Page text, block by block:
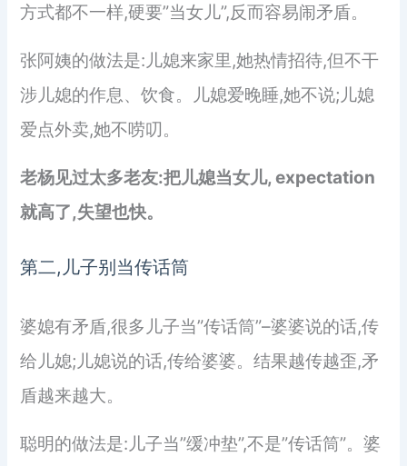
方式都不一样,硬要”当女儿”,反而容易闹矛盾。
张阿姨的做法是:儿媳来家里,她热情招待,但不干
涉儿媳的作息、饮食。儿媳爱晚睡,她不说;儿媳
爱点外卖,她不唠叨。
老杨见过太多老友:把儿媳当女儿, expectation
就高了,失望也快。
第二,儿子别当传话筒
婆媳有矛盾,很多儿子当”传话筒”–婆婆说的话,传
给儿媳;儿媳说的话,传给婆婆。结果越传越歪,矛
盾越来越大。
聪明的做法是:儿子当”缓冲垫”,不是”传话筒”。婆